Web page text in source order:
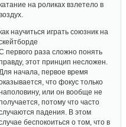
на роликах взлетело в
научиться играть союзник на
первого раза сложно понять
этот принцип несложен.
Для начала, первое время
что фокус только
или он вообще не
потому что часто
падения. В этом
беспокоиться о том, что в